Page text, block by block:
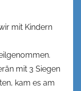
mit Kindern
mit 3 Siegen
kam es am